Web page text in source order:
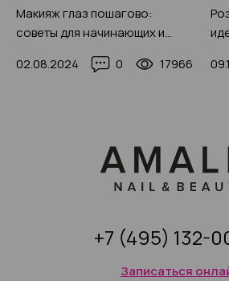
Макияж глаз пошагово:
советы для начинающих и
идеями
02.08.2024 0 17966
Записаться
+7 (495) 132-